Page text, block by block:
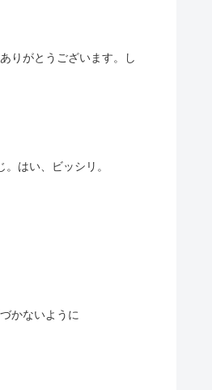
りがとうございます。し
はい、ビッシリ。
かないように